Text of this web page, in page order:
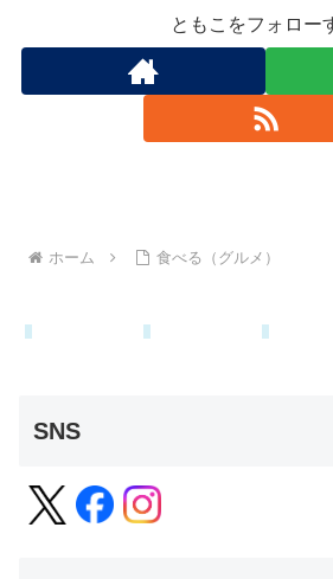
ともこをフォロー
ホーム 食べる（グルメ）
SNS